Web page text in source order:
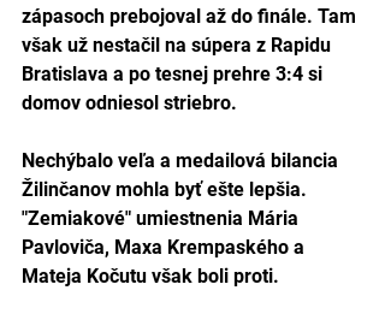
zápasoch prebojoval až do finále. Tam
však už nestačil na súpera z Rapidu
Bratislava a po tesnej prehre 3:4 si
domov odniesol striebro.
Nechýbalo veľa a medailová bilancia
Žilinčanov mohla byť ešte lepšia.
"Zemiakové" umiestnenia Mária
Pavloviča, Maxa Krempaského a
Mateja Kočutu však boli proti.